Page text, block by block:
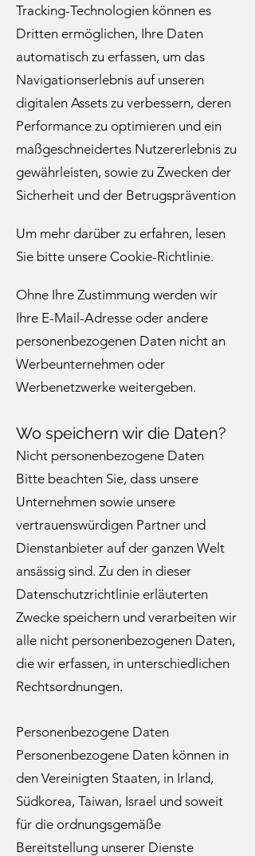
Tracking-Technologien können es
Dritten ermöglichen, Ihre Daten
automatisch zu erfassen, um das
Navigationserlebnis auf unseren
digitalen Assets zu verbessern, deren
Performance zu optimieren und ein
maßgeschneidertes Nutzererlebnis zu
gewährleisten, sowie zu Zwecken der
Sicherheit und der Betrugsprävention
Um mehr darüber zu erfahren, lesen
Sie bitte unsere Cookie-Richtlinie.​
Ohne Ihre Zustimmung werden wir
Ihre E-Mail-Adresse oder andere
personenbezogenen Daten nicht an
Werbeunternehmen oder
Werbenetzwerke weitergeben.
Wo speichern wir die Daten?
Nicht personenbezogene Daten
Bitte beachten Sie, dass unsere
Unternehmen sowie unsere
vertrauenswürdigen Partner und
Dienstanbieter auf der ganzen Welt
ansässig sind. Zu den in dieser
Datenschutzrichtlinie erläuterten
Zwecke speichern und verarbeiten wir
alle nicht personenbezogenen Daten,
die wir erfassen, in unterschiedlichen
Rechtsordnungen.
Personenbezogene Daten
Personenbezogene Daten können in
den Vereinigten Staaten, in Irland,
Südkorea, Taiwan, Israel und soweit
für die ordnungsgemäße
Bereitstellung unserer Dienste